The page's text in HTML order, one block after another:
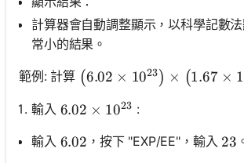
計算器會自動調整顯示，以科學記數
常小的結果。
範例: 計算 \left(6.02 \times
(6.02 × 1023) × (1.67 × 1
輸入 6.02 \times 10^{23}
6.02 × 1023 :
輸入 6.02
6.02 ，按下 "EXP/EE"，輸入 23
23